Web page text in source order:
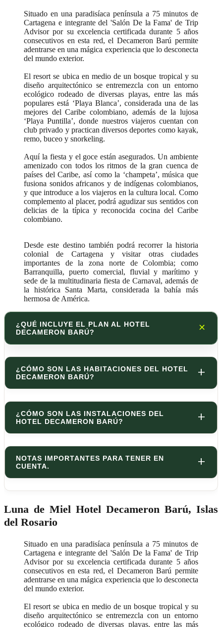
Situado en una paradisíaca península a 75 minutos de
Cartagena e integrante del 'Salón De la Fama' de Trip
Advisor por su excelencia certificada durante 5 años
consecutivos en esta red, el Decameron Barú permite
adentrarse en una mágica experiencia que lo desconecta
del mundo exterior.
El resort se ubica en medio de un bosque tropical y su
diseño arquitectónico se entremezcla con un entorno
ecológico rodeado de diversas playas, entre las más
populares está ‘Playa Blanca’, considerada una de las
mejores del Caribe colombiano, además de la lujosa
‘Playa Puntilla’, donde nuestros viajeros cuentan con
club privado y practican diversos deportes como kayak,
remo, buceo y snorkeling.
Aquí la fiesta y el goce están asegurados. Un ambiente
amenizado con todos los ritmos de la gran cuenca de
países del Caribe, así como la ‘champeta’, música que
fusiona sonidos africanos y de indígenas colombianos,
y que introduce a los viajeros en la cultura local. Como
complemento al placer, podrá agudizar sus sentidos con
delicias de la típica y reconocida cocina del Caribe
colombiano.
Desde este destino también podrá recorrer la historia
colonial de Cartagena y visitar otras ciudades
importantes de la zona norte de Colombia; como
Barranquilla, puerto comercial, fluvial y marítimo y
sede de la multitudinaria fiesta de Carnaval, además de
la histórica Santa Marta, considerada la bahía más
hermosa de América.
¿QUÉ INCLUYE EL PLAN AL HOTEL
DECAMERON BARÚ?
¿CÓMO SON LAS HABITACIONES DEL HOTEL
DECAMERON BARÚ?
¿CÓMO SON LAS INSTALACIONES DEL
HOTEL DECAMERON BARÚ?
NOTAS IMPORTANTES PARA TENER EN
CUENTA.
Luna de Miel Hotel Decameron Barú, Islas
del Rosario
Situado en una paradisíaca península a 75 minutos de
Cartagena e integrante del 'Salón De la Fama' de Trip
Advisor por su excelencia certificada durante 5 años
consecutivos en esta red, el Decameron Barú permite
adentrarse en una mágica experiencia que lo desconecta
del mundo exterior.
El resort se ubica en medio de un bosque tropical y su
diseño arquitectónico se entremezcla con un entorno
ecológico rodeado de diversas playas, entre las más